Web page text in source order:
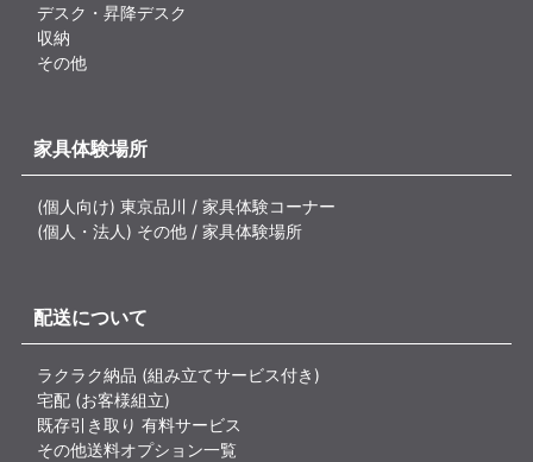
デスク・昇降デスク
収納
その他
家具体験場所
(個人向け) 東京品川 / 家具体験コーナー
(個人・法人) その他 / 家具体験場所
配送について
ラクラク納品 (組み立てサービス付き)
宅配 (お客様組立)
既存引き取り 有料サービス
その他送料オプション一覧